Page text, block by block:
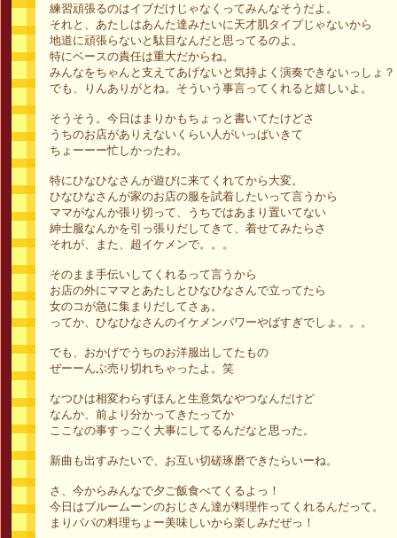
練習頑張るのはイブだけじゃなくってみんなそうだよ。
それと、あたしはあんた達みたいに天才肌タイプじゃないから
地道に頑張らないと駄目なんだと思ってるのよ。
特にベースの責任は重大だからね。
みんなをちゃんと支えてあげないと気持よく演奏できないっしょ？
でも、りんありがとね。そういう事言ってくれると嬉しいよ。
そうそう。今日はまりかもちょっと書いてたけどさ
うちのお店がありえないくらい人がいっぱいきて
ちょーーー忙しかったわ。
特にひなひなさんが遊びに来てくれてから大変。
ひなひなさんが家のお店の服を試着したいって言うから
ママがなんか張り切って、うちではあまり置いてない
紳士服なんかを引っ張りだしてきて、着せてみたらさ
それが、また、超イケメンで。。。
そのまま手伝いしてくれるって言うから
お店の外にママとあたしとひなひなさんで立ってたら
女のコが急に集まりだしてさぁ。
ってか、ひなひなさんのイケメンパワーやばすぎでしょ。。。
でも、おかげでうちのお洋服出してたもの
ぜーーんぶ売り切れちゃったよ。笑
なつひは相変わらずほんと生意気なやつなんだけど
なんか、前より分かってきたってか
ここなの事すっごく大事にしてるんだなと思った。
新曲も出すみたいで、お互い切磋琢磨できたらいーね。
さ、今からみんなで夕ご飯食べてくるよっ！
今日はブルームーンのおじさん達が料理作ってくれるんだって。
まりパパの料理ちょー美味しいから楽しみだぜっ！